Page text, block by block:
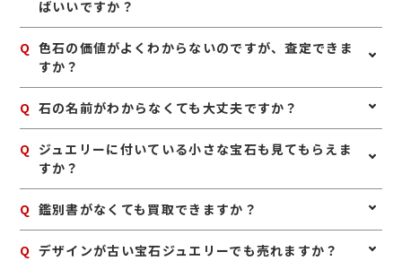
スに乗り換えていただき、「宮跡庭園」停留所が最寄り
らミ・ナーラの無料シャトルバスも運行しています。ジ
ュエルカフェをご利用いただくだけでも2時間無料の駐
です。ジュエルカフェ ミ・ナーラ店はロピア側乗り口の
エスカレーターで2Fに上がった左手すぐにございます。
ばいいですか？
A 宝石は、鑑別書や鑑定書、購入時の付属品があれば一緒
にお持ちいただくのがおすすめです。また、ジュエリー
として保管されている場合は、枠や地金も含めて査定で
ず、購入時に近い状態でお持ちいただくと安心です。
Q 色石の価値がよくわからないのですが、査定できま
すか？
A はい、査定可能です。ルビー、サファイア、エメラルド
Q 石の名前がわからなくても大丈夫ですか？
A はい、大丈夫です。ご自身で宝石の種類がわからなくて
も問題ありません。お持ち込みいただければ、確認しな
がら査定いたします。
Q ジュエリーに付いている小さな宝石も見てもらえま
すか？
A はい、ジュエリー全体として査定いたします。中央の石
Q 鑑別書がなくても買取できますか？
A はい、鑑別書がなくても査定は可能です。鑑別書がある
Q デザインが古い宝石ジュエリーでも売れますか？